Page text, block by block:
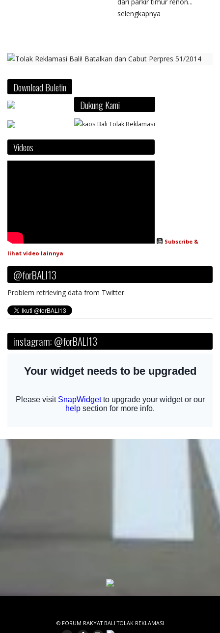
selengkapnya
Download Buletin
Dukung Kami
Videos
Subscribe &
lihat video lainnya
@forBALI13
Problem retrieving data from Twitter
instagram: @forBALI13
© FORUM RAKYAT BALI TOLAK REKLAMASI